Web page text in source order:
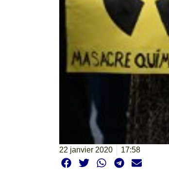
22 janvier 2020 17:58